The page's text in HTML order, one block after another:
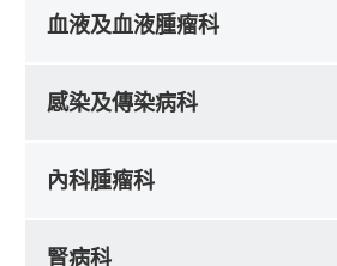
血液及血液腫瘤科
感染及傳染病科
內科腫瘤科
腎病科